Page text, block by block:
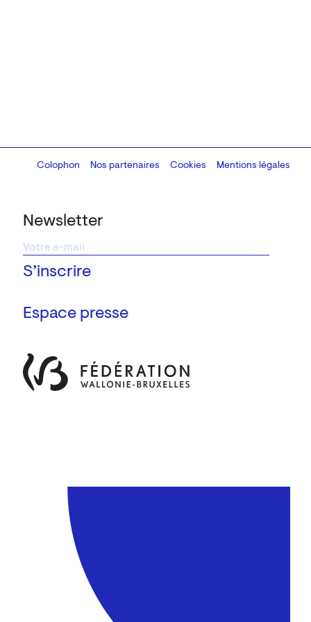
Newsletter
Espace presse
Colophon
Design:Marcel Kaczmarek, code:8080.studio
Nos partenaires Cookies Mentions légales